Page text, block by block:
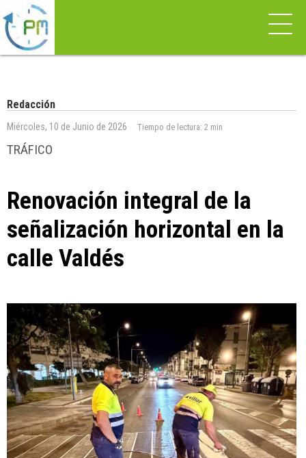
Redacción
Miércoles, 10 de Junio de 2026 Tiempo de lectura: 2 min
TRÁFICO
Renovación integral de la
señalización horizontal en la
calle Valdés